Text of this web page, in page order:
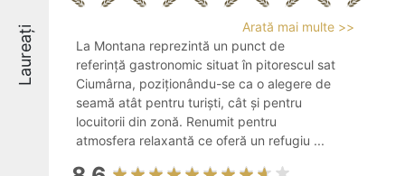
Laureați
Arată mai multe >>
La Montana reprezintă un punct de
referință gastronomic situat în pitorescul sat
Ciumârna, poziționându-se ca o alegere de
seamă atât pentru turiști, cât și pentru
locuitorii din zonă. Renumit pentru
atmosfera relaxantă ce oferă un refugiu ...